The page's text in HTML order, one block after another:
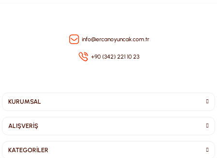
info@ercanoyuncak.com.tr
+90 (342) 221 10 23
KURUMSAL
ALIŞVERİŞ
KATEGORİLER